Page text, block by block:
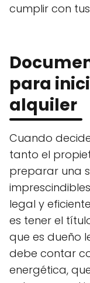
cumplir con
para
alquiler
Cuando
tanto el
preparar una
legal y
es tener el
que es dueño
debe contar
energética,